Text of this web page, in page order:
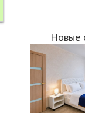
Новые